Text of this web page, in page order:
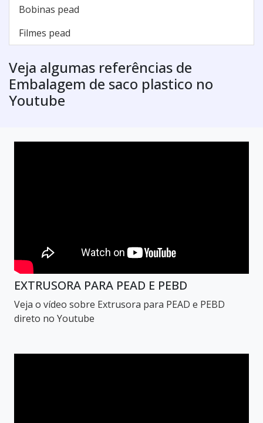
Bobinas pead
Filmes pead
Veja algumas referências de
Embalagem de saco plastico no
Youtube
EXTRUSORA PARA PEAD E PEBD
Veja o vídeo sobre Extrusora para PEAD e PEBD
direto no Youtube